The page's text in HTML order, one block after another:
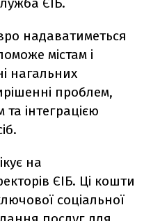
надаватиметься
містам і
нагальних
проблем,
інтеграцією
на
ЄІБ. Ці кошти
соціальної